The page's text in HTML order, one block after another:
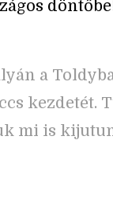
a
kezdetét.
mi is